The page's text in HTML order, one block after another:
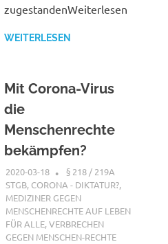
zugestandenWeiterlesen
WEITERLESEN
Mit Corona-Virus
die
Menschenrechte
bekämpfen?
2020-03-18 G A
§ 218 / 219A
STGB, CORONA - DIKTATUR?,
MEDIZINER GEGEN
MENSCHENRECHTE AUF LEBEN
FÜR ALLE,VERBRECHEN
GEGEN MENSCHEN-RECHTE